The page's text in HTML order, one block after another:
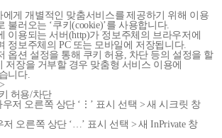
게 개별적인 맞춤서비스를 제공하기 위해 이용
불러오는 ‘쿠키(cookie)’를 사용합니다.
이용되는 서버(http)가 정보주체의 브라우저에
정보주체의 PC 또는 모바일에 저장됩니다.
옵션 설정을 통해 쿠키 허용, 차단 등의 설정을 할
저장을 거부할 경우 맞춤형 서비스 이용에
니다.
허용/차단
우저 오른쪽 상단 ‘⋮’ 표시 선택 > 새 시크릿 창
저 오른쪽 상단 ‘…’ 표시 선택 > 새 InPrivate 창